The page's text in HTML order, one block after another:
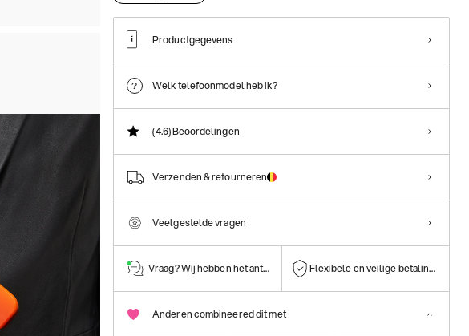
Productgegevens
Welk telefoonmodel heb ik?
(4.6)Beoordelingen
Verzenden & retourneren
Veelgestelde vragen
Vraag? Wij hebben het antwoord! Flexibele en veilige betalingen
Anderen combineered dit met